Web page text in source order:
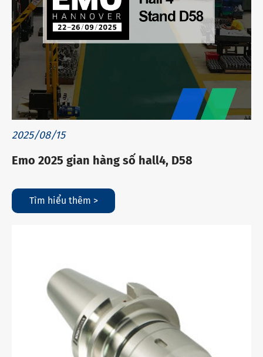
2025/08/15
Emo 2025 gian hàng số hall4, D58
Tìm hiểu thêm >